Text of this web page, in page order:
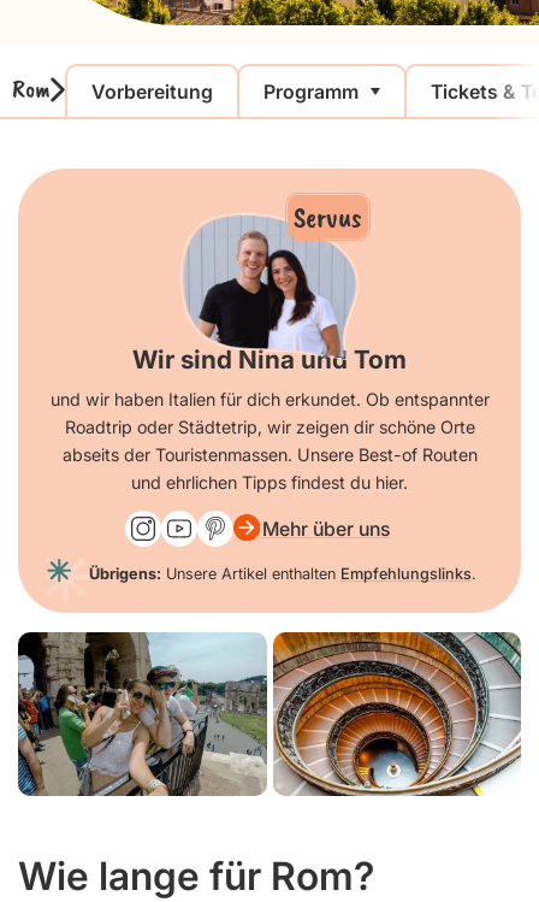
Rom Vorbereitung Programm Tickets &
Servus
Wir sind Nina und Tom
und wir haben Italien für dich erkundet. Ob entspannter
Roadtrip oder Städtetrip, wir zeigen dir schöne Orte
abseits der Touristenmassen. Unsere Best-of Routen
und ehrlichen Tipps findest du hier.
Mehr über uns
Übrigens: Unsere Artikel enthalten Empfehlungslinks.
Wie lange für Rom?